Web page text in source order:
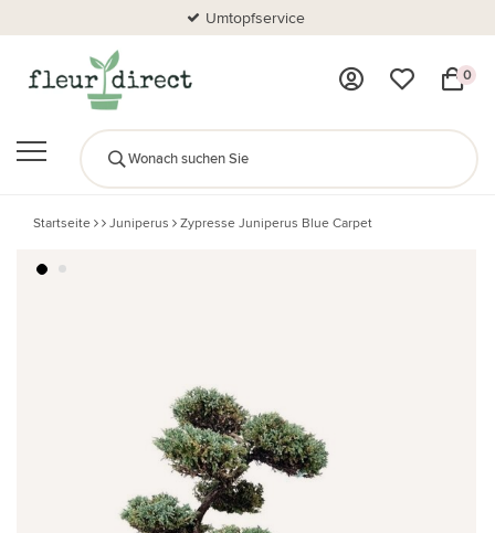
Umtopfservice
0
Startseite Juniperus Zypresse Juniperus Blue Carpet